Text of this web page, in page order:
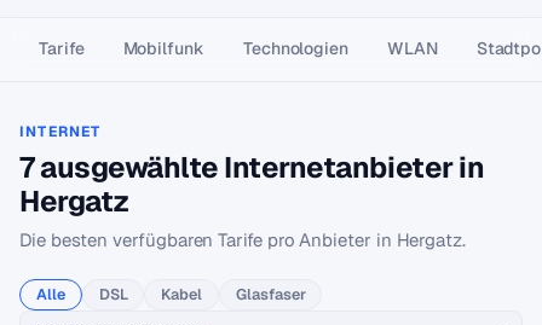
Tarife Mobilfunk Technologien WLAN
INTERNET
7 ausgewählte Internetanbieter in
Hergatz
Die besten verfügbaren Tarife pro Anbieter in Hergatz.
Alle DSL Kabel Glasfaser